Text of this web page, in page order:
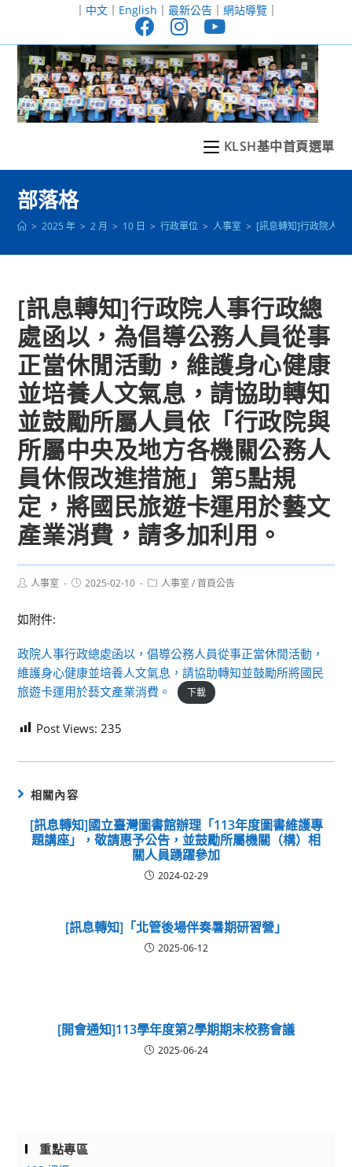
至
｜ 中文｜ English ｜ 最新公告｜ 網站導覽｜
KLSH基中首頁選單
部落格
> 2025 年 > 2 月 > 10 日 > 行政單位 > 人事室 > [訊息轉知]行政院人事
[訊息轉知]行政院人事行政總
處函以，為倡導公務人員從事
正當休閒活動，維護身心健康
並培養人文氣息，請協助轉知
並鼓勵所屬人員依「行政院與
所屬中央及地方各機關公務人
員休假改進措施」第5點規
定，將國民旅遊卡運用於藝文
產業消費，請多加利用。
Post人事室
Post2025-02-10
Post人事室 / 首頁公告
如附件:
政院人事行政總處函以，倡導公務人員從事正當休閒活動，
維護身心健康並培養人文氣息，請協助轉知並鼓勵所將國民
旅遊卡運用於藝文產業消費。
下載
Post Views: 235
相關內容
[訊息轉知]國立臺灣圖書館辦理「113年度圖書維護專
題講座」，敬請惠予公告，並鼓勵所屬機關（構）相
關人員踴躍參加
2024-02-29
[訊息轉知]「北管後場伴奏暑期研習營」
2025-06-12
[開會通知]113學年度第2學期期末校務會議
2025-06-24
重點專區